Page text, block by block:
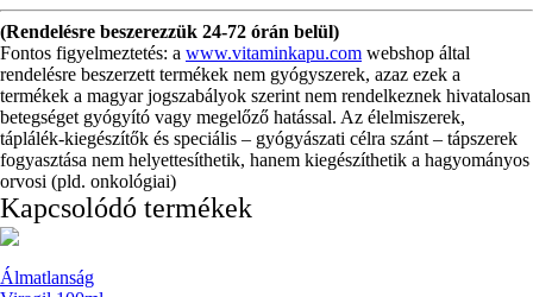
(Rendelésre beszerezzük 24-72 órán belül)
Fontos figyelmeztetés: a www.vitaminkapu.com webshop által
rendelésre beszerzett termékek nem gyógyszerek, azaz ezek a
termékek a magyar jogszabályok szerint nem rendelkeznek hivatalosan
betegséget gyógyító vagy megelőző hatással. Az élelmiszerek,
táplálék-kiegészítők és speciális – gyógyászati célra szánt – tápszerek
fogyasztása nem helyettesíthetik, hanem kiegészíthetik a hagyományos
orvosi (pld. onkológiai)
Kapcsolódó termékek
Álmatlanság